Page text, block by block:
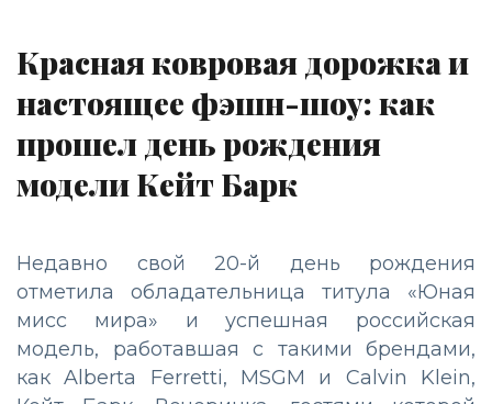
Красная ковровая дорожка и
настоящее фэшн-шоу: как
прошел день рождения
модели Кейт Барк
Недавно свой 20-й день рождения
отметила обладательница титула «Юная
мисс мира» и успешная российская
модель, работавшая с такими брендами,
как Alberta Ferretti, MSGM и Calvin Klein,